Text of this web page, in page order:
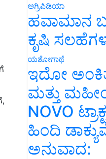
ಅಗ್ರಿಪಿಡಿಯಾ
ಹವಾಮಾನ
ಕೃಷಿ
ಯಶೋಗಾಥೆ
ಇದೋ
ಮತ್ತು
NOVO
ಹಿಂದಿ
ಅನುವಾದ: